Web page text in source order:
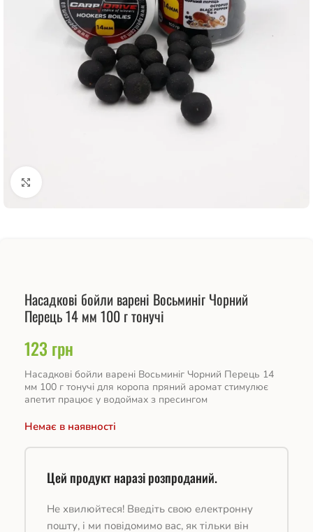
Насадкові бойли варені Восьминіг Чорний
Перець 14 мм 100 г тонучі
123 грн
Насадкові бойли варені Восьминіг Чорний Перець 14
мм 100 г тонучі для коропа пряний аромат стимулює
апетит працює у водоймах з пресингом
Немає в наявності
Цей продукт наразі розпроданий.
Не хвилюйтеся! Введіть свою електронну
пошту, і ми повідомимо вас, як тільки він